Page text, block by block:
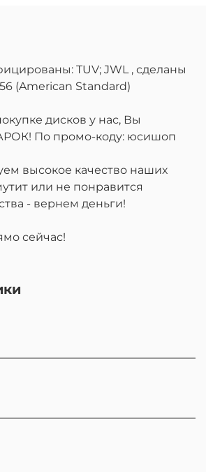
TUV; JWL , сделаны
(American Standard)
дисков у нас, Вы
По промо-коду: юсишоп
высокое качество наших
или не понравится
- вернем деньги!
сейчас!